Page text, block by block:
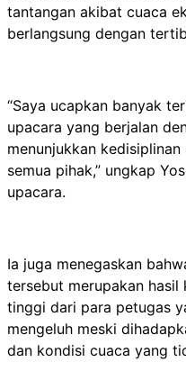
tantangan akibat cuaca
berlangsung dengan
“Saya ucapkan banyak
upacara yang berjalan
menunjukkan
semua pihak,” ungkap
upacara.
Ia juga menegaskan
tersebut merupakan
tinggi dari para petugas
mengeluh meski
dan kondisi cuaca yang